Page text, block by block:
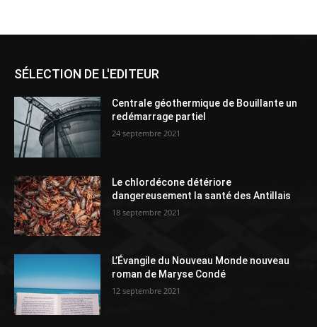
SÉLECTION DE L'EDITEUR
Centrale géothermique de Bouillante un
redémarrage partiel
24 septembre 2021
Le chlordécone détériore
dangereusement la santé des Antillais
18 septembre 2021
L’Évangile du Nouveau Monde nouveau
roman de Maryse Condé
12 septembre 2021